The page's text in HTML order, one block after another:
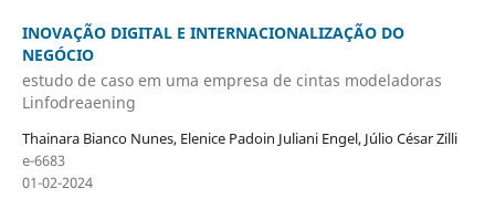
INOVAÇÃO DIGITAL E INTERNACIONALIZAÇÃO DO
NEGÓCIO
estudo de caso em uma empresa de cintas modeladoras
Linfodreaening
Thainara Bianco Nunes, Elenice Padoin Juliani Engel, Júlio César Zilli
e-6683
01-02-2024